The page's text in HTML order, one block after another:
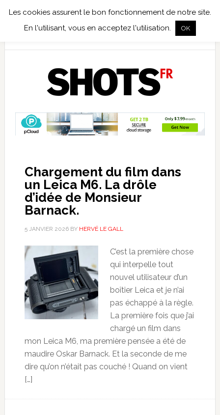
Chargement du film dans
un Leica M6. La drôle
d’idée de Monsieur
Barnack.
5 JANVIER 2026BY HERVÉ LE GALL
C’est la première chose
qui interpelle tout
nouvel utilisateur d’un
boîtier Leica et je n’ai
pas échappé à la règle.
La première fois que j’ai
chargé un film dans
mon Leica M6, ma première pensée a été de
maudire Oskar Barnack. Et la seconde de me
dire qu’on n’était pas couché ! Quand on vient
[…]
Les cookies assurent le bon fonctionnement de notre site.
En l'utilisant, vous en acceptez l'utilisation.
OK